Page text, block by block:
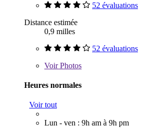
52 évaluations
Distance estimée
0,9 milles
52 évaluations
VoirPhotos
Heures normales
Voir tout
Lun - ven : 9h am à 9h pm